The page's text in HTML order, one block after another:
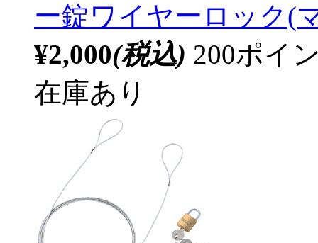
ー錠ワイヤーロック(
¥2,000(税込) 200ポイ
在庫あり